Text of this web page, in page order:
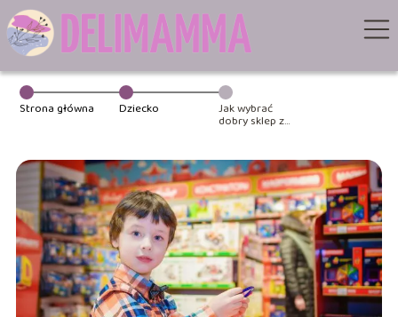
Strona główna Dziecko Jak wybrać
dobry sklep z